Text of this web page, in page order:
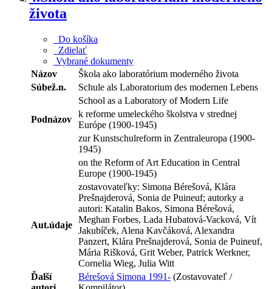
života
Do košíka
Zdielať
Vybrané dokumenty
Názov
Škola ako laboratórium moderného života
Súbež.n.
Schule als Laboratorium des modernen Lebens
School as a Laboratory of Modern Life
Podnázov
k reforme umeleckého školstva v strednej
Európe (1900-1945)
zur Kunstschulreform in Zentraleuropa (1900-
1945)
on the Reform of Art Education in Central
Europe (1900-1945)
Aut.údaje
zostavovateľky: Simona Bérešová, Klára
Prešnajderová, Sonia de Puineuf; autorky a
autori: Katalin Bakos, Simona Bérešová,
Meghan Forbes, Lada Hubatová-Vacková, Vít
Jakubíček, Alena Kavčáková, Alexandra
Panzert, Klára Prešnajderová, Sonia de Puineuf,
Mária Rišková, Grit Weber, Patrick Werkner,
Cornelia Wieg, Julia Witt
Ďalší
Bérešová Simona 1991- (Zostavovateľ /